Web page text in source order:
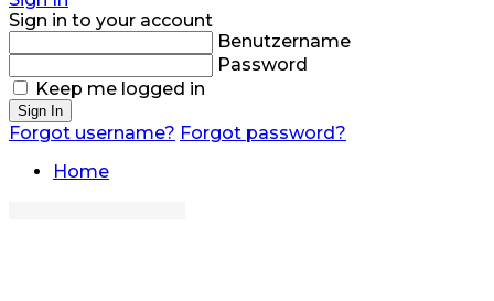
Sign in to your account
Benutzername
Password
Keep me logged in
Sign In
Forgot username? Forgot password?
Home